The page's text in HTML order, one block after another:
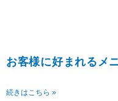
お客様に好まれるメ
続きはこちら »